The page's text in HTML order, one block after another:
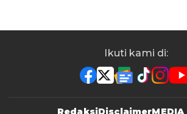
Ikuti kami di:
RedaksiDisclaimerMEDIA